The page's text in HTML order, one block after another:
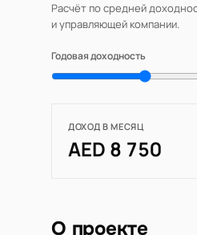
Расчёт по средней
и управляющей компании.
Годовая доходность
ДОХОД В МЕСЯЦ
AED 8 750
О проекте